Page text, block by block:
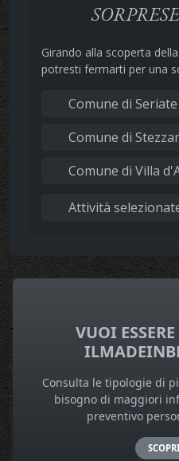
Girando alla scoperta
potresti fermarti per una
Comune di Seriate
Comune di
Comune di Villa
Attività
VUOI
Consulta le tipologie di
bisogno di maggiori
preventivo